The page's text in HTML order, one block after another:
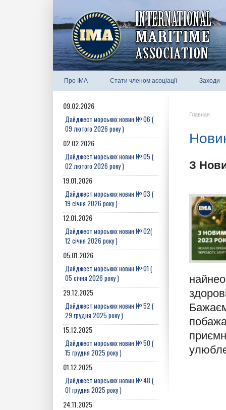
Про IMA Стати членом асоціації Заходи
09.02.2026
Дайджест морських новин № 06 (
09 лютого 2026 року )
02.02.2026
Дайджест морських новин № 05 (
02 лютого 2026 року )
19.01.2026
Дайджест морських новин № 03 (
19 січня 2026 року )
12.01.2026
Дайджест морських новин № 02(
12 січня 2026 року )
05.01.2026
Дайджест морських новин № 01 (
05 січня 2026 року )
29.12.2025
Дайджест морських новин № 52 (
29 грудня 2025 року )
15.12.2025
Дайджест морських новин № 50 (
15 грудня 2025 року )
01.12.2025
Дайджест морських новин № 48 (
01 грудня 2025 року )
24.11.2025
Главная
З